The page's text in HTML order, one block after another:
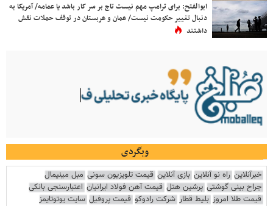
ابوالفتح: برای ترامپ مهم نیست تاج بر سر کار باشد یا عمامه/ آمریکا به
دنبال تغییر حکومت نیست/ عمان و عربستان در توقف حملات نقش
داشتند
وبگردی
خبرآنلاین راه نو آنلاین بازی آنلاین قیمت تلویزیون سونی مبل مینیمال
جراح بینی گوشتی پرشین هتل قیمت آهن فولاد ایرانیان اعتبارسنجی بانکی
قیمت طلا امروز بلیط قطار شرکت رادوکو قیمت پروفیل سایت یوتوتایمز